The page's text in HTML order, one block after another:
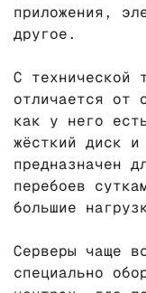
приложения,
другое.
С технической
отличается от
как у него
жёсткий диск
предназначен
перебоев
большие
Серверы чаще
специально